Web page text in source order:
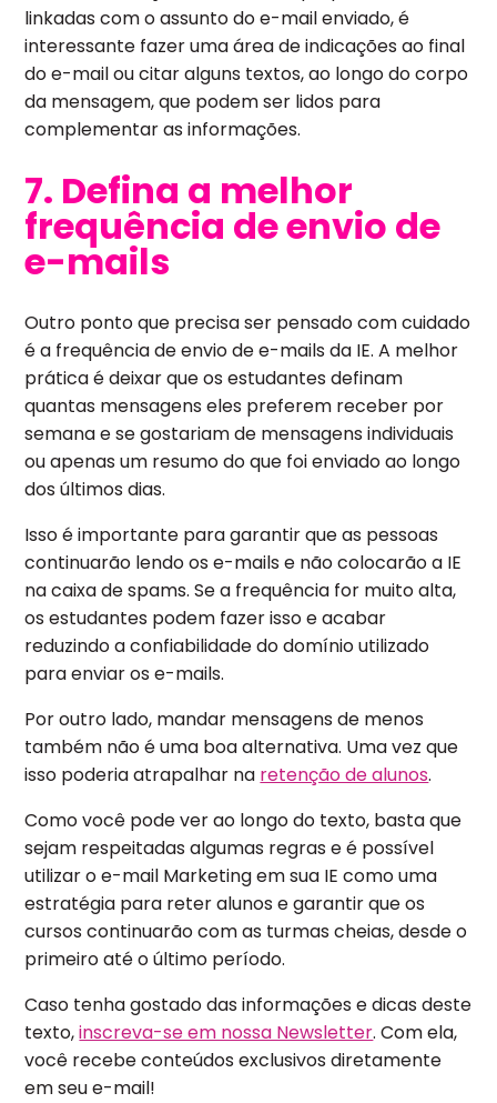
linkadas com o assunto do e-mail enviado, é
interessante fazer uma área de indicações ao final
do e-mail ou citar alguns textos, ao longo do corpo
da mensagem, que podem ser lidos para
complementar as informações.
7. Defina a melhor
frequência de envio de
e-mails
Outro ponto que precisa ser pensado com cuidado
é a frequência de envio de e-mails da IE. A melhor
prática é deixar que os estudantes definam
quantas mensagens eles preferem receber por
semana e se gostariam de mensagens individuais
ou apenas um resumo do que foi enviado ao longo
dos últimos dias.
Isso é importante para garantir que as pessoas
continuarão lendo os e-mails e não colocarão a IE
na caixa de spams. Se a frequência for muito alta,
os estudantes podem fazer isso e acabar
reduzindo a confiabilidade do domínio utilizado
para enviar os e-mails.
Por outro lado, mandar mensagens de menos
também não é uma boa alternativa. Uma vez que
isso poderia atrapalhar na retenção de alunos.
Como você pode ver ao longo do texto, basta que
sejam respeitadas algumas regras e é possível
utilizar o e-mail Marketing em sua IE como uma
estratégia para reter alunos e garantir que os
cursos continuarão com as turmas cheias, desde o
primeiro até o último período.
Caso tenha gostado das informações e dicas deste
texto,inscreva-se em nossa Newsletter. Com ela,
você recebe conteúdos exclusivos diretamente
em seu e-mail!